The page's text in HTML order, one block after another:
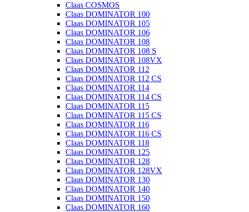
Claas COSMOS
Claas DOMINATOR 100
Claas DOMINATOR 105
Claas DOMINATOR 106
Claas DOMINATOR 108
Claas DOMINATOR 108 S
Claas DOMINATOR 108VX
Claas DOMINATOR 112
Claas DOMINATOR 112 CS
Claas DOMINATOR 114
Claas DOMINATOR 114 CS
Claas DOMINATOR 115
Claas DOMINATOR 115 CS
Claas DOMINATOR 116
Claas DOMINATOR 116 CS
Claas DOMINATOR 118
Claas DOMINATOR 125
Claas DOMINATOR 128
Claas DOMINATOR 128VX
Claas DOMINATOR 130
Claas DOMINATOR 140
Claas DOMINATOR 150
Claas DOMINATOR 160